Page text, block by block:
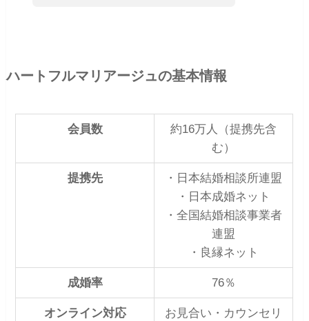
ハートフルマリアージュの基本情報
会員数
約16万人（提携先含
む）
提携先
・日本結婚相談所連盟
・日本成婚ネット
・全国結婚相談事業者
連盟
・良縁ネット
成婚率 76％
オンライン対応
お見合い・カウンセリ